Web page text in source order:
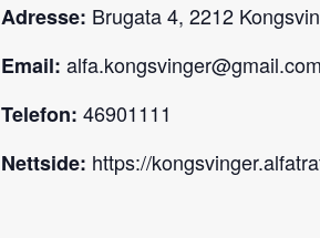
Adresse: Brugata 4, 2212
Email: alfa.kongsvinger@gmail.com
Telefon: 46901111
Nettside: https://